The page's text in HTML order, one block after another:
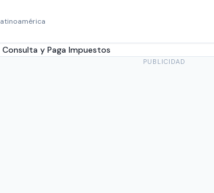
y Paga Impuestos
PUBLICIDAD